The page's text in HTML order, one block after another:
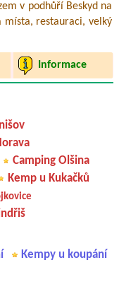
v podhůří Beskyd na
místa, restauraci, velký
Informace
Camping Olšina
Kemp u Kukačků
Kempy u koupání